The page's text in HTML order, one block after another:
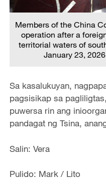
Members of the China
operation after a
territorial waters of
January 23,
Sa kasalukuyan,
pagsisikap sa
puwersa rin ang
pandagat ng Tsina,
Salin: Vera
Pulido: Mark / Lito